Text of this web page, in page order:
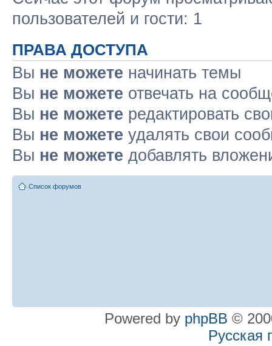
пользователей и гости: 1
ПРАВА ДОСТУПА
Вы не можете начинать темы
Вы не можете отвечать на
Вы не можете редактировать
Вы не можете удалять свои
Вы не можете добавлять
Список форумов
Powered by phpBB ©
Русская